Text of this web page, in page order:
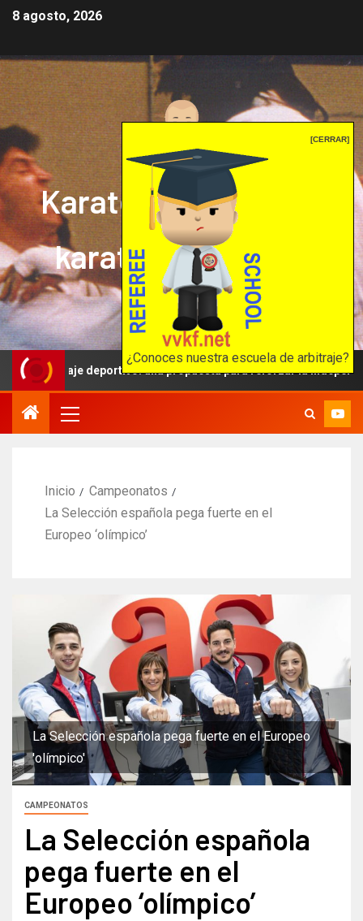
[CERRAR]
¿Conoces nuestra escuela de arbitraje?
8 agosto, 2026
Karate mrprepor: el
karate en internet
El karate en internet
deportivo: una propuesta para reforzar la independencia
Inicio
Campeonatos
La Selección española pega fuerte en el
Europeo ‘olímpico’
La Selección española pega fuerte en el Europeo
'olímpico'
CAMPEONATOS
La Selección española
pega fuerte en el
Europeo ‘olímpico’